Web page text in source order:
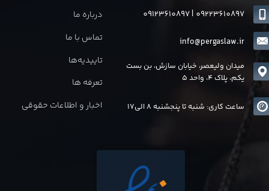
درباره ما
تماس با ما
تاییدیه‌ها
تعرفه ها
اخبار و اطلاعات حقوقی
info@pergaslaw.ir
09123610897| 09223610897
میدان ولیعصر، خیابان سازش، بن بست
یکم، پلاک 4، واحد 5
ساعت کاری: شنبه تا پنجشنبه 8 الی17